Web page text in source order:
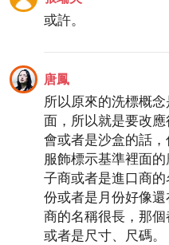
或許。
唐鳳
所以原來的洗標概
面，所以就是要改
會或者是沙盒的話
服飾標示基準裡面
子商或者是進口商
份或者是月份好像
商的名稱很長，那
或者是尺寸、尺碼。